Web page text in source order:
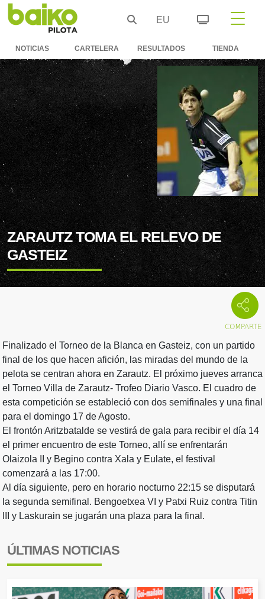
EU
NOTICIAS CARTELERA RESULTADOS TIENDA
ZARAUTZ TOMA EL RELEVO DE
GASTEIZ
Finalizado el Torneo de la Blanca en Gasteiz, con un partido
final de los que hacen afición, las miradas del mundo de la
pelota se centran ahora en Zarautz. El próximo jueves arranca
el Torneo Villa de Zarautz- Trofeo Diario Vasco. El cuadro de
esta competición se estableció con dos semifinales y una final
para el domingo 17 de Agosto.
El frontón Aritzbatalde se vestirá de gala para recibir el día 14
el primer encuentro de este Torneo, allí se enfrentarán
Olaizola II y Begino contra Xala y Eulate, el festival
comenzará a las 17:00.
Al día siguiente, pero en horario nocturno 22:15 se disputará
la segunda semifinal. Bengoetxea VI y Patxi Ruiz contra Titin
III y Laskurain se jugarán una plaza para la final.
ÚLTIMAS NOTICIAS